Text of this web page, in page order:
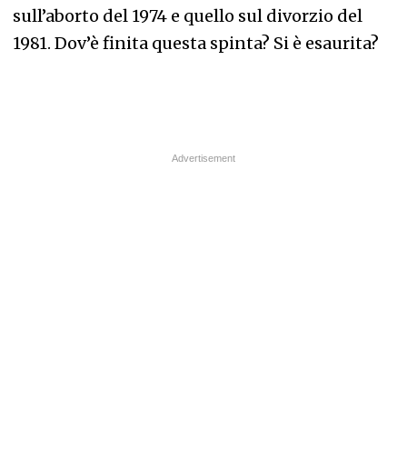
sull’aborto del 1974 e quello sul divorzio del
1981. Dov’è finita questa spinta? Si è esaurita?